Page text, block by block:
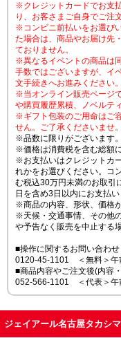
※クレジットカードでお支
り、お客さまご自身でご注
※コンビニ前払いをお選び
た場合は、商品やお届け先
ておりません。
※異なるイベントの商品は
手数ではございますが、イ
文手続きへお進みください。
※当オンライン販売ページ
や購買履歴累積、ノベルテ
※ギフト包装のご用命はご
せん。ご了承くださいませ。
※品数に限りがございます
※価格は消費税を含む総額
※お支払いはクレジットカ
れかをお選びください。コ
む税込30万円未満のお取引
日を含め3日以内にお支払い
※商品の内容、形状、価格
※天候・交通事情、その他
や予告なく販売を中止する
■操作に関するお問い合わせ
0120-45-1101 ＜無料＞午
■商品内容やご注文後(内容
052-566-1101 ＜代表＞午
ジェイアール名古屋タカシ